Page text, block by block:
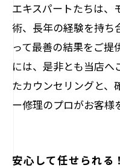
エキスパートたちは、
術、長年の経験を持ち
って最善の結果をご提
には、是非とも当店へ
たカウンセリングと、
ー修理のプロがお客様
安心して任せられる！